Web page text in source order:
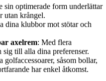
sin optimerade form underlättar
utan krångel.
dina klubbor mot stötar och
axelrem: Med flera
sig till alla dina preferenser.
golfaccessoarer, såsom bollar,
har enkel åtkomst.